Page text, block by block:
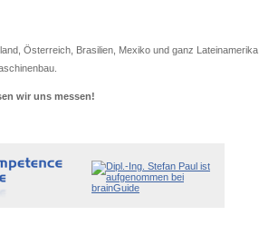
Österreich, Brasilien, Mexiko und ganz Lateinamerika
wir uns messen!